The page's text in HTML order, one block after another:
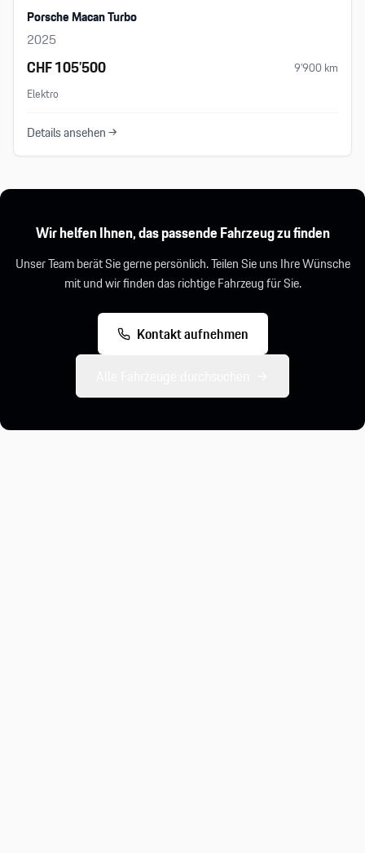
Porsche Macan Turbo
2025
CHF 105’500 9’900km
Elektro
Details ansehen →
Wir helfen Ihnen, das passende Fahrzeug zu finden
Unser Team berät Sie gerne persönlich. Teilen Sie uns Ihre Wünsche
mit und wir finden das richtige Fahrzeug für Sie.
Kontakt aufnehmen